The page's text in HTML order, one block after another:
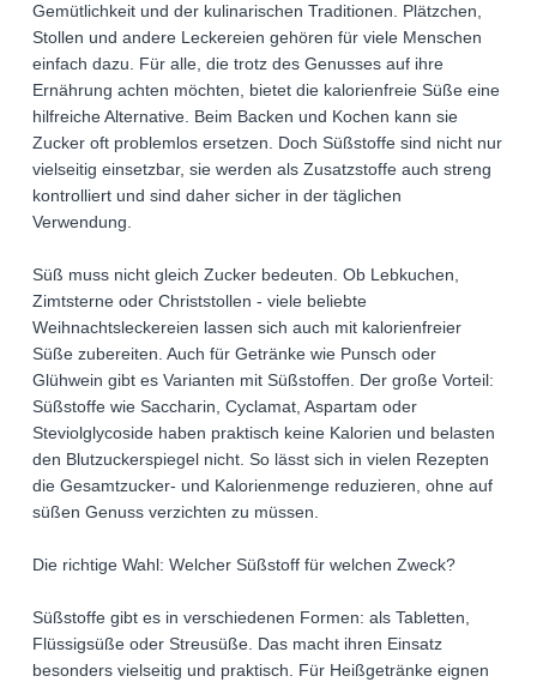
Gemütlichkeit und der kulinarischen Traditionen. Plätzchen,
Stollen und andere Leckereien gehören für viele Menschen
einfach dazu. Für alle, die trotz des Genusses auf ihre
Ernährung achten möchten, bietet die kalorienfreie Süße eine
hilfreiche Alternative. Beim Backen und Kochen kann sie
Zucker oft problemlos ersetzen. Doch Süßstoffe sind nicht nur
vielseitig einsetzbar, sie werden als Zusatzstoffe auch streng
kontrolliert und sind daher sicher in der täglichen
Verwendung.
Süß muss nicht gleich Zucker bedeuten. Ob Lebkuchen,
Zimtsterne oder Christstollen - viele beliebte
Weihnachtsleckereien lassen sich auch mit kalorienfreier
Süße zubereiten. Auch für Getränke wie Punsch oder
Glühwein gibt es Varianten mit Süßstoffen. Der große Vorteil:
Süßstoffe wie Saccharin, Cyclamat, Aspartam oder
Steviolglycoside haben praktisch keine Kalorien und belasten
den Blutzuckerspiegel nicht. So lässt sich in vielen Rezepten
die Gesamtzucker- und Kalorienmenge reduzieren, ohne auf
süßen Genuss verzichten zu müssen.
Die richtige Wahl: Welcher Süßstoff für welchen Zweck?
Süßstoffe gibt es in verschiedenen Formen: als Tabletten,
Flüssigsüße oder Streusüße. Das macht ihren Einsatz
besonders vielseitig und praktisch. Für Heißgetränke eignen